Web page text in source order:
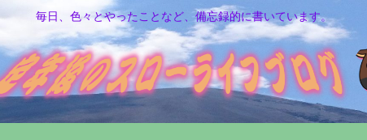
毎日、色々とやったことなど、備忘録的に書いています。